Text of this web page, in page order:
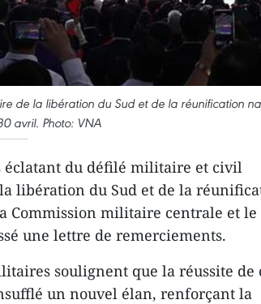
de la libération du Sud et de la réunification
avril. Photo: VNA
éclatant du défilé militaire et civil
libération du Sud et de la
Commission militaire centrale et le
une lettre de remerciements.
soulignent que la réussite de
un nouvel élan, renforçant la